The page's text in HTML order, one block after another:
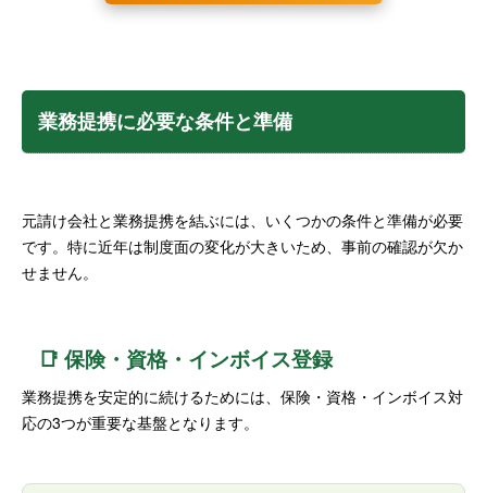
業務提携に必要な条件と準備
元請け会社と業務提携を結ぶには、いくつかの条件と準備が必要
です。特に近年は制度面の変化が大きいため、事前の確認が欠か
せません。
📑 保険・資格・インボイス登録
業務提携を安定的に続けるためには、保険・資格・インボイス対
応の3つが重要な基盤となります。